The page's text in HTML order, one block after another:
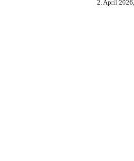
2. April